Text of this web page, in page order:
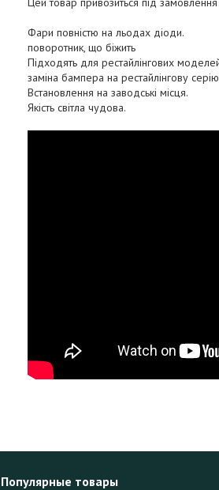
Фари повністю на льодах діоди.
поворотник, що біжить
Підходять для рестайлінгових
заміна бампера на рестайлінгову
Встановлення на заводські місця.
Якість світла чудова.
Популярные товары